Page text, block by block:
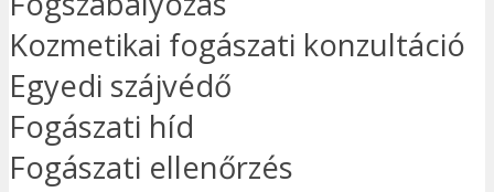
Kozmetikai fogászati konzultáció
Egyedi szájvédő
Fogászati híd
Fogászati ellenőrzés